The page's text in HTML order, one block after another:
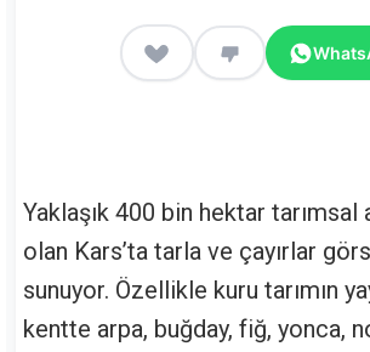
Yaklaşık 400 bin hektar tarımsal
olan Kars’ta tarla ve çayırlar
sunuyor. Özellikle kuru tarımın
kentte arpa, buğday, fiğ, yonca,